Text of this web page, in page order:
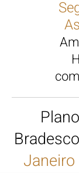
Bradesco
Janeiro